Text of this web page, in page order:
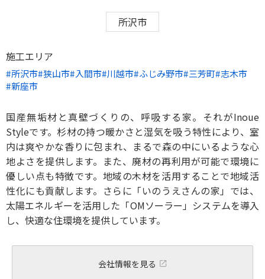
所沢市
施工エリア
所沢市 狭山市 入間市 川越市 ふじみ野市 三芳町 志木市
新座市
国産無垢材と真壁づくりの、呼吸する家。それがInoue
Styleです。杉材の持つ暖かさと湿気を吸う特性により、室
内は爽やかな香りに包まれ、まるで森の中にいるような心
地よさを提供します。また、廃材の再利用が可能で環境に
優しい点も特徴です。地域の木材を活用することで地域活
性化にも貢献します。さらに「いのうえさんの家」では、
太陽エネルギーを活用した「OMソーラー」システムを導入
し、快適な住環境を提供しています。
会社情報を見る